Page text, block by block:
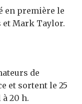
en première le
et Mark Taylor.
de
et sortent le 25
20 h.